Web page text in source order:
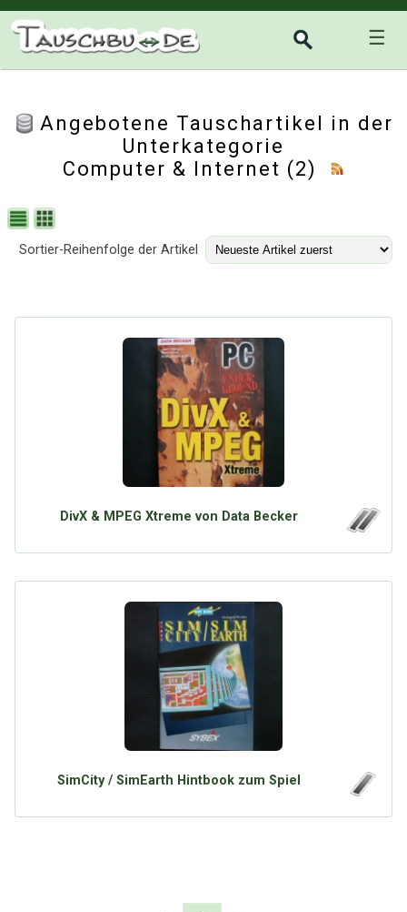
☰
Angebotene Tauschartikel in der
Unterkategorie
Computer & Internet (2)
Sortier-Reihenfolge der Artikel
DivX & MPEG Xtreme von Data Becker
SimCity / SimEarth Hintbook zum Spiel